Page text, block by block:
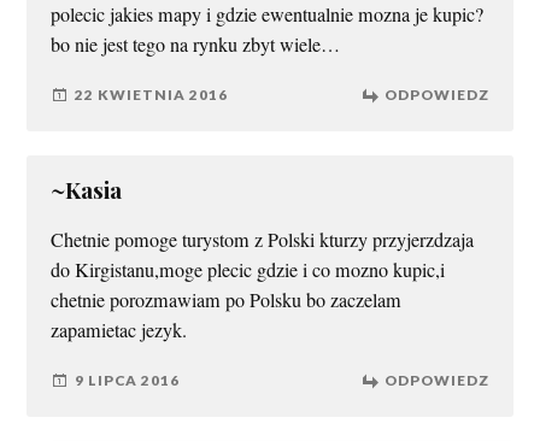
polecic jakies mapy i gdzie ewentualnie mozna je kupic?
bo nie jest tego na rynku zbyt wiele…
22 KWIETNIA 2016 ODPOWIEDZ
~Kasia
Chetnie pomoge turystom z Polski kturzy przyjerzdzaja
do Kirgistanu,moge plecic gdzie i co mozno kupic,i
chetnie porozmawiam po Polsku bo zaczelam
zapamietac jezyk.
9 LIPCA 2016 ODPOWIEDZ